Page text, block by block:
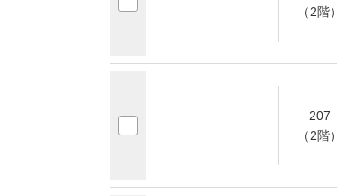
（2階）
207
（2階）